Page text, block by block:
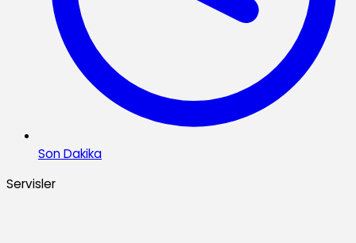
Son Dakika
Servisler